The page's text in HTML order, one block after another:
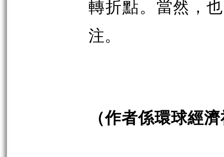
轉折點。 當然，
注。
（作者係環球經